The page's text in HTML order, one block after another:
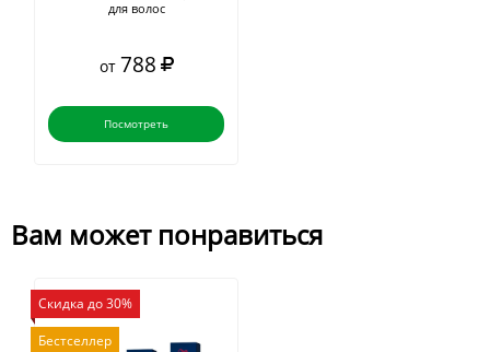
для волос
от 788
Посмотреть
Вам может понравиться
Скидка до 30%
Бестселлер